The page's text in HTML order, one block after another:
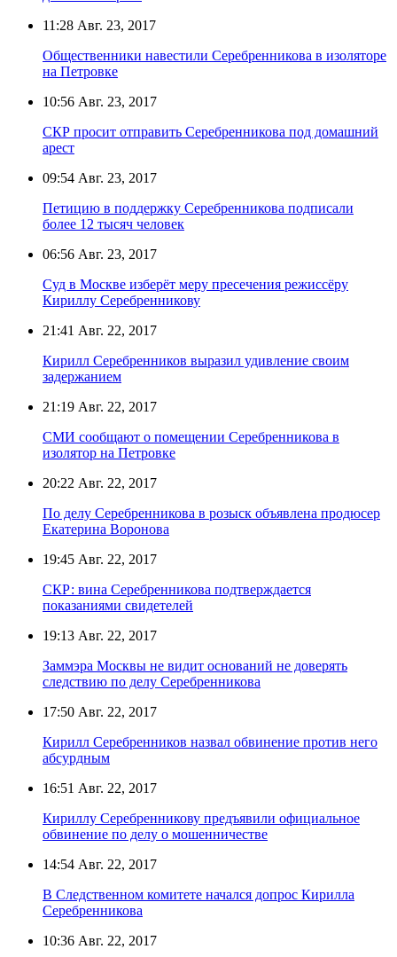
11:28 Авг. 23, 2017
Общественники навестили Серебренникова в изоляторе
на Петровке
10:56 Авг. 23, 2017
СКР просит отправить Серебренникова под домашний
арест
09:54 Авг. 23, 2017
Петицию в поддержку Серебренникова подписали
более 12 тысяч человек
06:56 Авг. 23, 2017
Суд в Москве изберёт меру пресечения режиссёру
Кириллу Серебренникову
21:41 Авг. 22, 2017
Кирилл Серебренников выразил удивление своим
задержанием
21:19 Авг. 22, 2017
СМИ сообщают о помещении Серебренникова в
изолятор на Петровке
20:22 Авг. 22, 2017
По делу Серебренникова в розыск объявлена продюсер
Екатерина Воронова
19:45 Авг. 22, 2017
СКР: вина Серебренникова подтверждается
показаниями свидетелей
19:13 Авг. 22, 2017
Заммэра Москвы не видит оснований не доверять
следствию по делу Серебренникова
17:50 Авг. 22, 2017
Кирилл Серебренников назвал обвинение против него
абсурдным
16:51 Авг. 22, 2017
Кириллу Серебренникову предъявили официальное
обвинение по делу о мошенничестве
14:54 Авг. 22, 2017
В Следственном комитете начался допрос Кирилла
Серебренникова
10:36 Авг. 22, 2017